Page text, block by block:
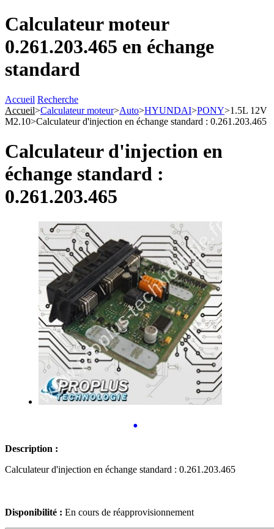
Calculateur moteur
0.261.203.465 en échange
standard
Accueil Recherche
Accueil>Calculateur moteur>Auto>HYUNDAI>PONY>1.5L 12V
M2.10>Calculateur d'injection en échange standard : 0.261.203.465
Calculateur d'injection en
échange standard :
0.261.203.465
•
Description :
Calculateur d'injection en échange standard : 0.261.203.465
Disponibilité : En cours de réapprovisionnement